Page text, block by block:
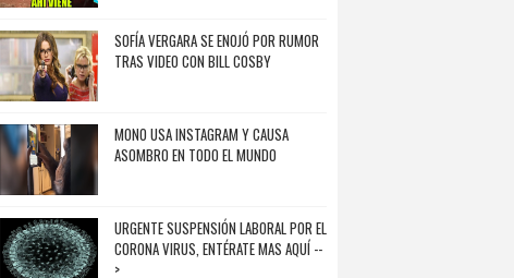
SOFÍA VERGARA SE ENOJÓ POR RUMOR
TRAS VIDEO CON BILL COSBY
MONO USA INSTAGRAM Y CAUSA
ASOMBRO EN TODO EL MUNDO
URGENTE SUSPENSIÓN LABORAL POR EL
CORONA VIRUS, ENTÉRATE MAS AQUÍ --
>